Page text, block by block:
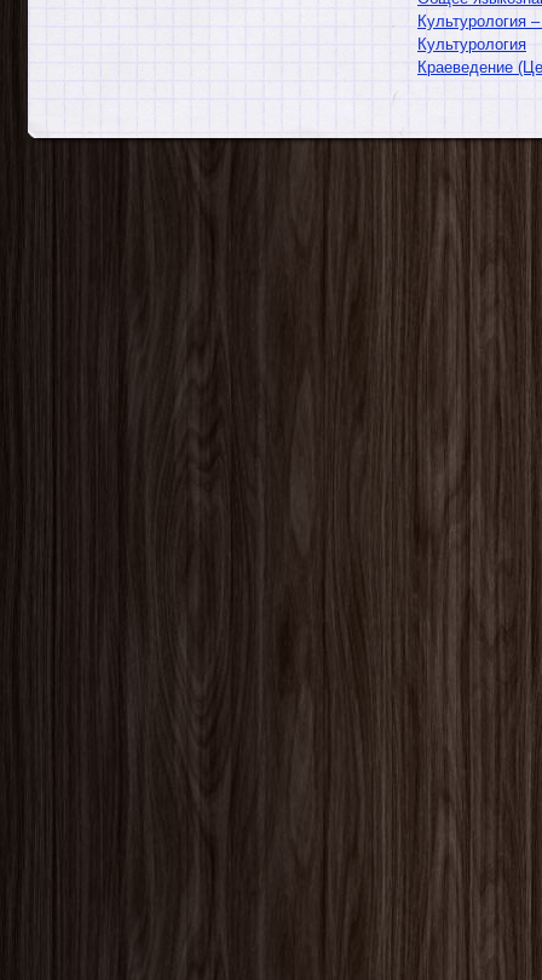
Культурология
Культурология
Краеведение